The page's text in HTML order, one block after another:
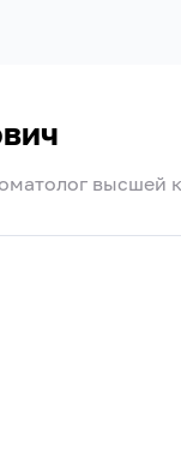
высшей